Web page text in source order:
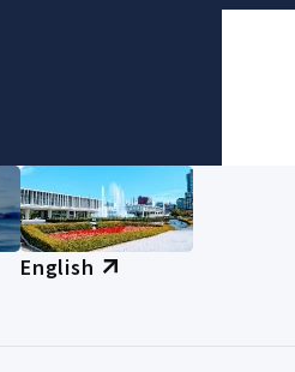
English